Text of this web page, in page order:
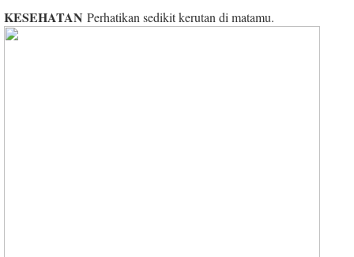
KESEHATAN Perhatikan sedikit kerutan di matamu.